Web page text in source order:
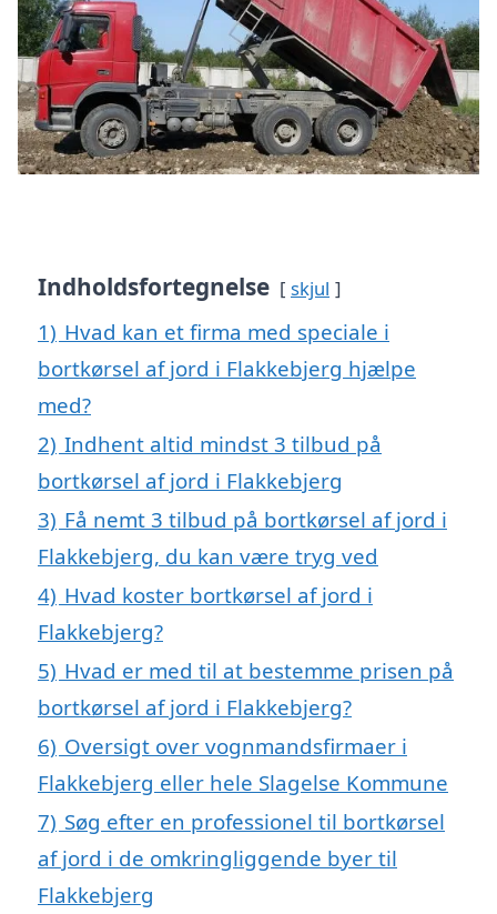
Indholdsfortegnelse skjul
1) Hvad kan et firma med speciale i
bortkørsel af jord i Flakkebjerg hjælpe
med?
2) Indhent altid mindst 3 tilbud på
bortkørsel af jord i Flakkebjerg
3) Få nemt 3 tilbud på bortkørsel af jord i
Flakkebjerg, du kan være tryg ved
4) Hvad koster bortkørsel af jord i
Flakkebjerg?
5) Hvad er med til at bestemme prisen på
bortkørsel af jord i Flakkebjerg?
6) Oversigt over vognmandsfirmaer i
Flakkebjerg eller hele Slagelse Kommune
7) Søg efter en professionel til bortkørsel
af jord i de omkringliggende byer til
Flakkebjerg